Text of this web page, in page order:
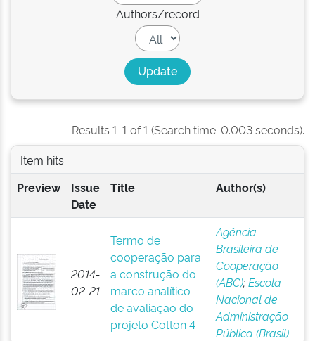
Authors/record
Results 1-1 of 1 (Search time: 0.003 seconds).
Item hits:
Preview
Issue
Date
Title Author(s)
2014-
02-21
Termo de
cooperação para
a construção do
marco analítico
de avaliação do
projeto Cotton 4
Agência
Brasileira de
Cooperação
(ABC);Escola
Nacional de
Administração
Pública (Brasil)